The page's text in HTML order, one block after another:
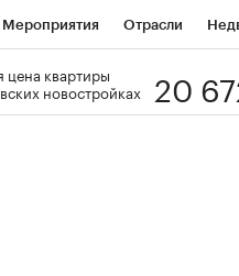
Мероприятия Отрасли
РБК Образование
цена квартиры
новостройках
20